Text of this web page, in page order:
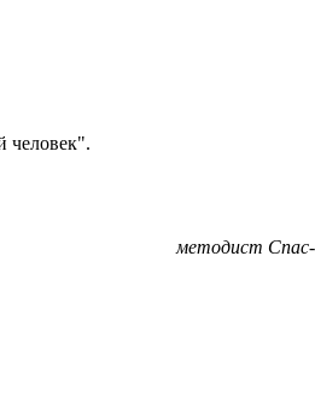
человек".
методист